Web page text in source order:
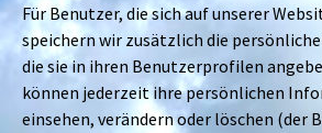
Für Benutzer, die sich auf unserer
speichern wir zusätzlich die
die sie in ihren Benutzerprofilen
können jederzeit ihre persönlichen
einsehen, verändern oder löschen (der